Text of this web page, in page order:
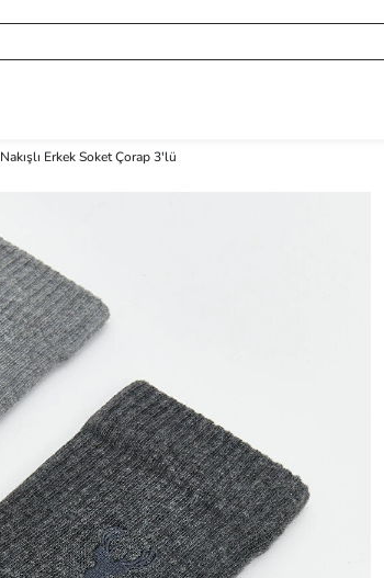
Nakışlı Erkek Soket Çorap 3'lü